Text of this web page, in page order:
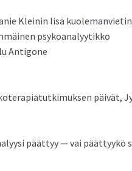
Kleinin lisä
psykoanalyytikko
Antigone
päivät,
päät­tyy — vai päät­tyykö